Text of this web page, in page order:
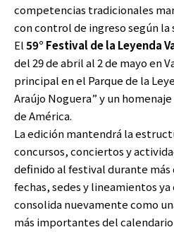
competencias tradicionales
con control de ingreso según la
El59° Festival de la Leyenda
del 29 de abril al 2 de mayo en
principal en el Parque de la
Araújo Noguera” y un
de América.
La edición mantendrá la
concursos, conciertos y
definido al festival durante más
fechas, sedes y lineamientos
consolida nuevamente como
más importantes del